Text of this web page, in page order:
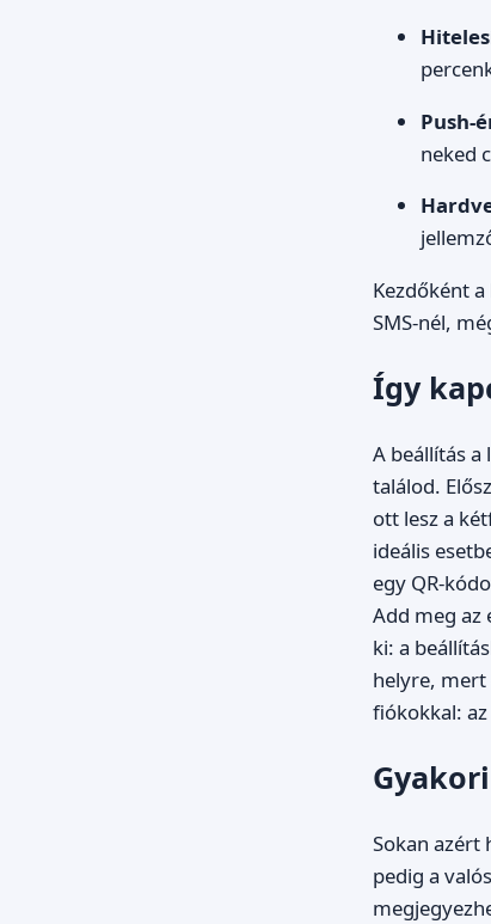
Push-
neked
Kezdőként
SMS-nél,
Így
A beállítás
találod.
ott lesz a
ideális
egy QR-
Add meg az
ki: a
helyre, mert
fiókokkal:
Sokan azért
pedig a